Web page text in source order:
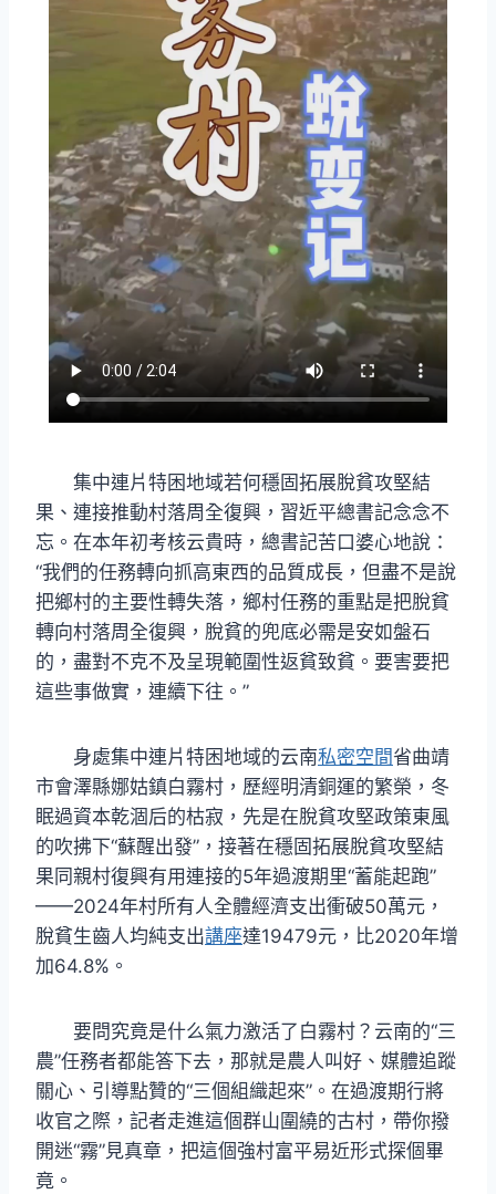
集中連片特困地域若何穩固拓展脫貧攻堅結
果、連接推動村落周全復興，習近平總書記念念不
忘。在本年初考核云貴時，總書記苦口婆心地說：
“我們的任務轉向抓高東西的品質成長，但盡不是說
把鄉村的主要性轉失落，鄉村任務的重點是把脫貧
轉向村落周全復興，脫貧的兜底必需是安如盤石
的，盡對不克不及呈現範圍性返貧致貧。要害要把
這些事做實，連續下往。”
身處集中連片特困地域的云南私密空間省曲靖
市會澤縣娜姑鎮白霧村，歷經明清銅運的繁榮，冬
眠過資本乾涸后的枯寂，先是在脫貧攻堅政策東風
的吹拂下“蘇醒出發”，接著在穩固拓展脫貧攻堅結
果同親村復興有用連接的5年過渡期里“蓄能起跑”
——2024年村所有人全體經濟支出衝破50萬元，
脫貧生齒人均純支出講座達19479元，比2020年增
加64.8%。
要問究竟是什么氣力激活了白霧村？云南的“三
農”任務者都能答下去，那就是農人叫好、媒體追蹤
關心、引導點贊的“三個組織起來”。在過渡期行將
收官之際，記者走進這個群山圍繞的古村，帶你撥
開迷“霧”見真章，把這個強村富平易近形式探個畢
竟。